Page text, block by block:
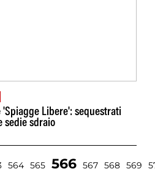
Libere': sequestrati
sedie sdraio
564 565 566 567 568 569